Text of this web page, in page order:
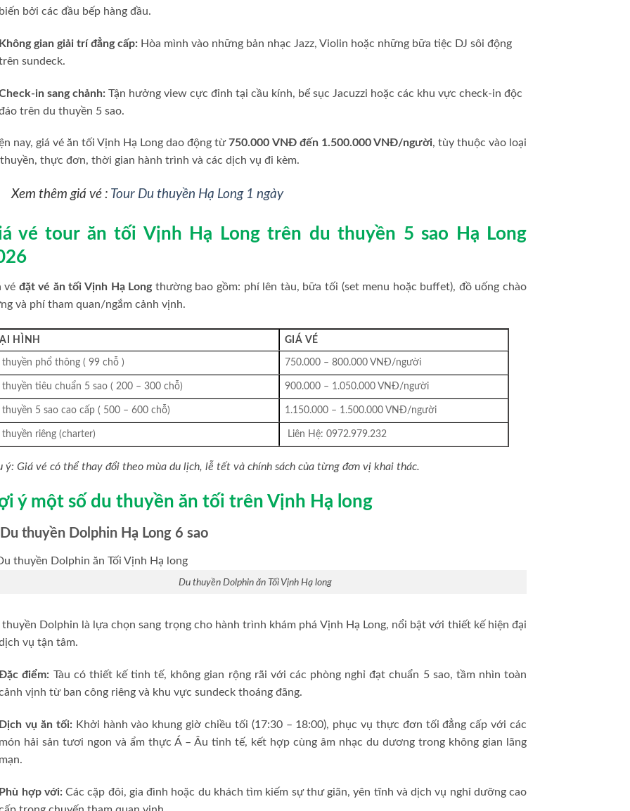
biến bởi các đầu bếp hàng đầu.
Không gian giải trí đẳng cấp: Hòa mình vào những bản nhạc Jazz, Violin hoặc những bữa tiệc DJ sôi động
sundeck.
in sang chảnh: Tận hưởng view cực đỉnh tại cầu kính, bể sục Jacuzzi hoặc các khu vực check-in độc
trên du thuyền 5 sao.
nay, giá vé ăn tối Vịnh Hạ Long dao động từ750.000 VNĐ đến 1.500.000 VNĐ/người, tùy thuộc vào loại
thực đơn, thời gian hành trình và các dịch vụ đi kèm.
Xem thêm giá vé : Tour Du thuyền Hạ Long 1 ngày
vé tour ăn tối Vịnh Hạ Long trên du thuyền 5 sao Hạ Long
vé đặt vé ăn tối Vịnh Hạ Longthường bao gồm: phí lên tàu, bữa tối (set menu hoặc buffet), đồ uống chào
và phí tham quan/ngắm cảnh vịnh.
HÌNH GIÁ VÉ
thuyền phổ thông ( 99 chỗ ) 750.000 – 800.000 VNĐ/người
thuyền tiêu chuẩn 5 sao ( 200 – 300 chỗ) 900.000 – 1.050.000 VNĐ/người
thuyền 5 sao cao cấp ( 500 – 600 chỗ) 1.150.000 – 1.500.000 VNĐ/người
thuyền riêng (charter) Liên Hệ: 0972.979.232
ý: Giá vé có thể thay đổi theo mùa du lịch, lễ tết và chính sách của từng đơn vị khai thác.
ý một số du thuyền ăn tối trên Vịnh Hạ long
thuyền Dolphin Hạ Long 6 sao
Du thuyền Dolphin ăn Tối Vịnh Hạ long
thuyền Dolphin là lựa chọn sang trọng cho hành trình khám phá Vịnh Hạ Long, nổi bật với thiết kế hiện đại
vụ tận tâm.
điểm: Tàu có thiết kế tinh tế, không gian rộng rãi với các phòng nghỉ đạt chuẩn 5 sao, tầm nhìn toàn
vịnh từ ban công riêng và khu vực sundeck thoáng đãng.
Dịch vụ ăn tối:Khởi hành vào khung giờ chiều tối (17:30 – 18:00), phục vụ thực đơn tối đẳng cấp với các
món hải sản tươi ngon và ẩm thực Á – Âu tinh tế, kết hợp cùng âm nhạc du dương trong không gian lãng
mạn.
Phù hợp với:Các cặp đôi, gia đình hoặc du khách tìm kiếm sự thư giãn, yên tĩnh và dịch vụ nghỉ dưỡng cao